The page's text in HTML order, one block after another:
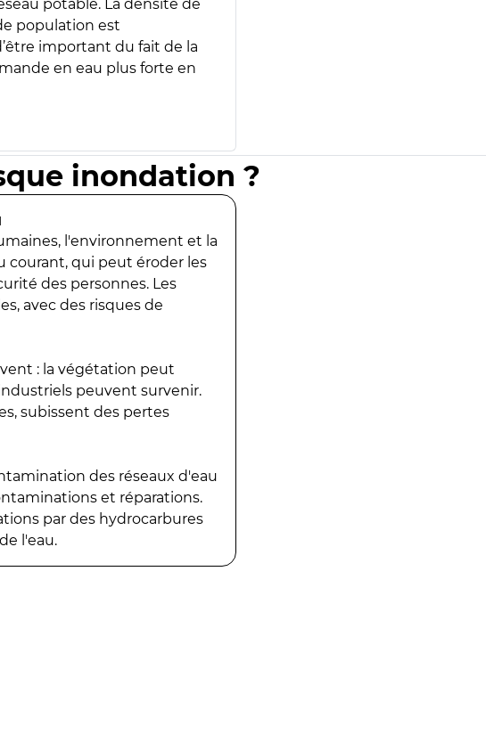
potable. La densité de
population est
important du fait de la
en eau plus forte en
inondation ?
l'environnement et la
courant, qui peut éroder les
des personnes. Les
avec des risques de
: la végétation peut
peuvent survenir.
subissent des pertes
des réseaux d'eau
et réparations.
par des hydrocarbures
l'eau.